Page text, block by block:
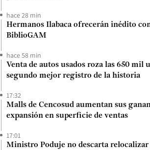
hace 28 min
Hermanos Ilabaca ofrecerán inédito
BiblioGAM
hace 58 min
Venta de autos usados roza las 650 mil
segundo mejor registro de la historia
17:32
Malls de Cencosud aumentan sus
expansión en superficie de ventas
17:01
Ministro Poduje no descarta